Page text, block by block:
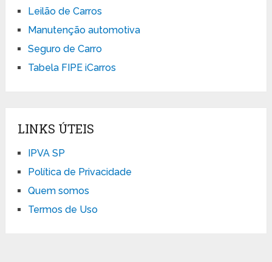
Leilão de Carros
Manutenção automotiva
Seguro de Carro
Tabela FIPE iCarros
LINKS ÚTEIS
IPVA SP
Política de Privacidade
Quem somos
Termos de Uso